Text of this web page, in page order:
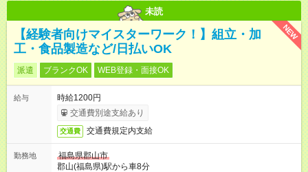
未読
NEW
【経験者向けマイスターワーク！】組立・加
工・食品製造など/日払いOK
派遣 ブランクOK WEB登録・面接OK
給与
時給1200円
交通費別途支給あり
交通費 交通費規定内支給
勤務地
福島県郡山市
郡山(福島県)駅から車8分